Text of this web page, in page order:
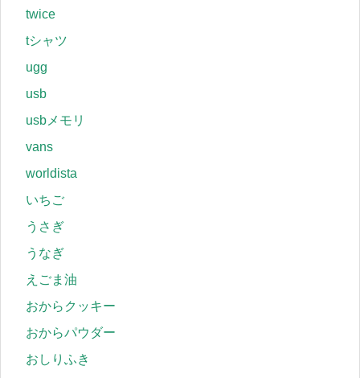
twice
tシャツ
ugg
usb
usbメモリ
vans
worldista
いちご
うさぎ
うなぎ
えごま油
おからクッキー
おからパウダー
おしりふき